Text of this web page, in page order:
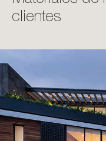
clientes